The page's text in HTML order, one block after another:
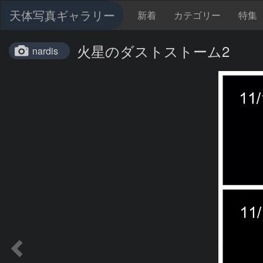
天体写真ギャラリー 新着 カテゴリー 特集
nardis 火星のダストストーム2